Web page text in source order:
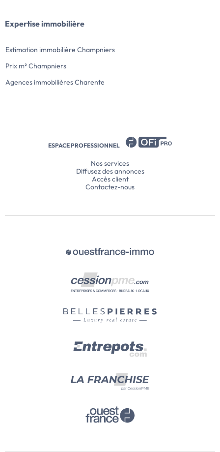
Expertise immobilière
Estimation immobilière Champniers
Prix m² Champniers
Agences immobilières Charente
ESPACE PROFESSIONNEL
Nos services
Diffusez des annonces
Accès client
Contactez-nous